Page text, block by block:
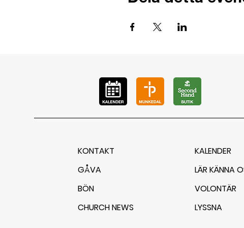
KONTAKT
GÅVA
BÖN
CHURCH NEWS
KALENDER
LÄR KÄNNA
VOLONTÄR
LYSSNA